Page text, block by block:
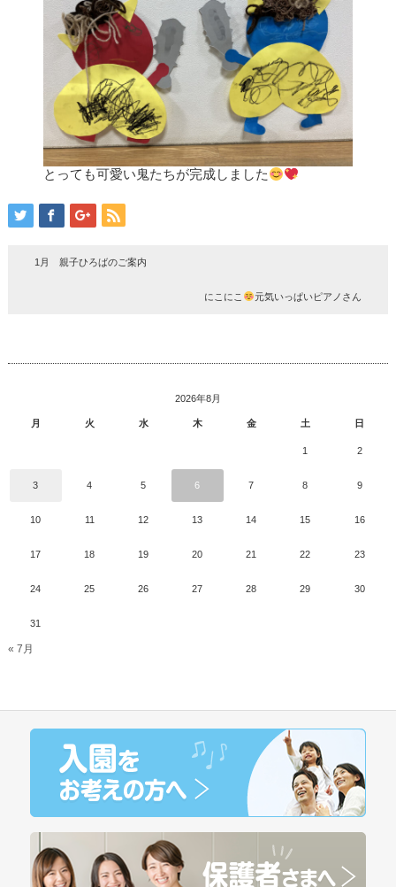
とっても可愛い鬼たちが完成しました
1月 親子ひろばのご案内
にこにこ 元気いっぱいピアノさん
2026年8月
月 火 水 木 金 土 日
1 2
3 4 5 6 7 8 9
10 11 12 13 14 15 16
17 18 19 20 21 22 23
24 25 26 27 28 29 30
31
« 7月